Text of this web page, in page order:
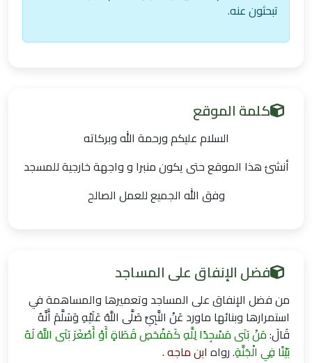
تبحثون عنه.
كلمة الموقع
السلام عليكم ورحمة الله وبركاته
أنشئ هذا الموقع حتى يكون منبرا و واجهة خارجية للمسجد
وفق الله الجميع للعمل الصالح
فضل الإنفاق على المساجد
من فضل الإنفاق على المساجد وتعميرها والمساهمة في
استمرارها وبنائها ماورد عَنْ النَّبِيِّ صَلَّى اللَّهُ عَلَيْهِ وَسَلَّمَ أَنَّهُ
قَالَ:مَنْ بَنَى مَسْجِدًا لِلَّهِ كَمَفْحَصِ قَطَاةٍ أَوْ أَصْغَرَ بَنَى اللَّهُ لَهُ
بَيْتًا فِي الْجَنَّةِ. رواه ابن ماجه.